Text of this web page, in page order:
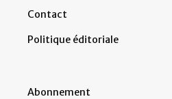
Contact
Politique éditoriale
Abonnement